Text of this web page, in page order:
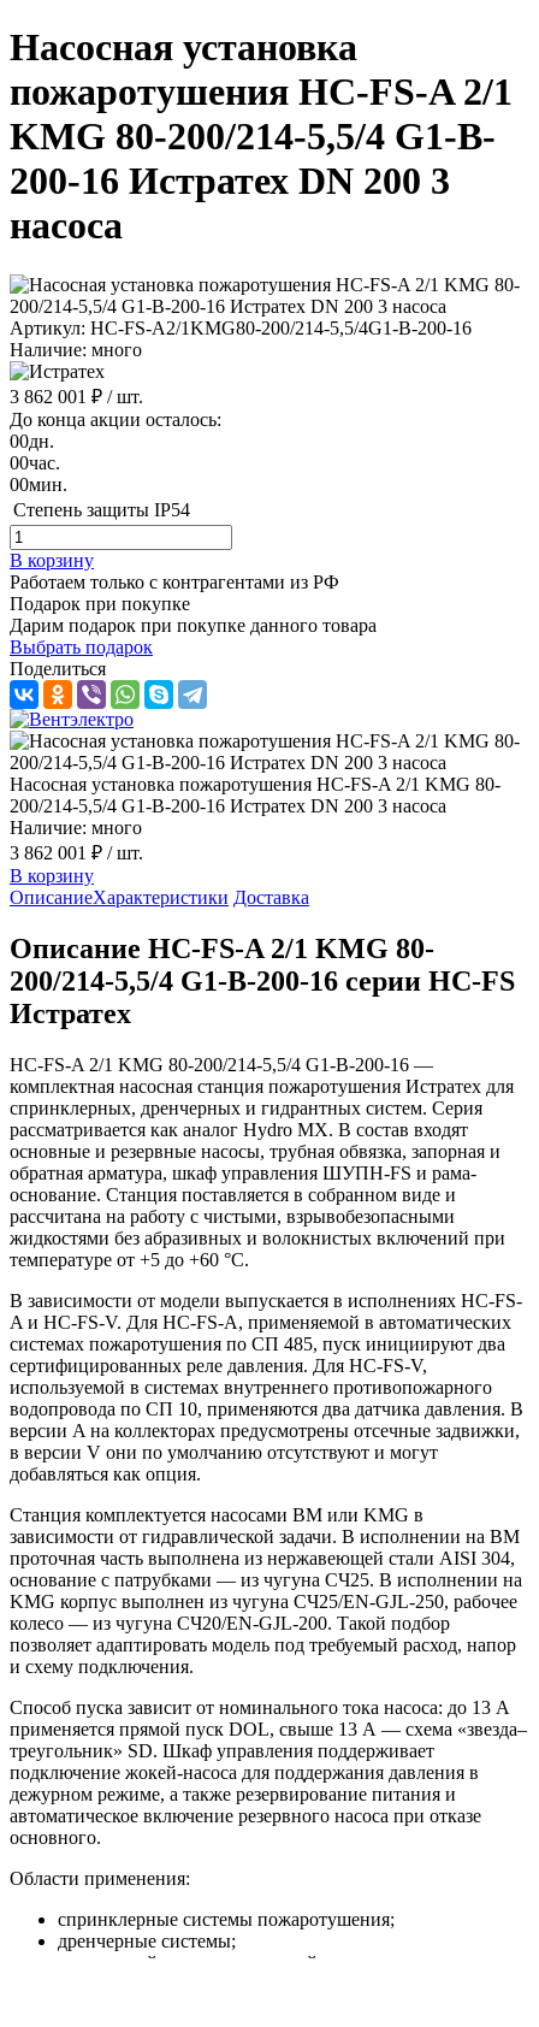
Насосная установка
пожаротушения HC-FS-A 2/1
KMG 80-200/214-5,5/4 G1-B-
200-16 Истратех DN 200 3
насоса
Артикул: HC-FS-A2/1KMG80-200/214-5,5/4G1-B-200-16
Наличие: много
3 862 001 ₽ / шт.
До конца акции осталось:
00дн.
00час.
00мин.
Степень защиты IP54
В корзину
Работаем только с контрагентами из РФ
Подарок при покупке
Дарим подарок при покупке данного товара
Выбрать подарок
Поделиться
Насосная установка пожаротушения HC-FS-A 2/1 KMG 80-
200/214-5,5/4 G1-B-200-16 Истратех DN 200 3 насоса
Наличие: много
3 862 001 ₽ / шт.
В корзину
ОписаниеХарактеристики Доставка
Описание HC-FS-A 2/1 KMG 80-
200/214-5,5/4 G1-B-200-16 серии HC-FS
Истратех
HC-FS-A 2/1 KMG 80-200/214-5,5/4 G1-B-200-16 —
комплектная насосная станция пожаротушения Истратех для
спринклерных, дренчерных и гидрантных систем. Серия
рассматривается как аналог Hydro MX. В состав входят
основные и резервные насосы, трубная обвязка, запорная и
обратная арматура, шкаф управления ШУПН-FS и рама-
основание. Станция поставляется в собранном виде и
рассчитана на работу с чистыми, взрывобезопасными
жидкостями без абразивных и волокнистых включений при
температуре от +5 до +60 °С.
В зависимости от модели выпускается в исполнениях HC-FS-
A и HC-FS-V. Для HC-FS-A, применяемой в автоматических
системах пожаротушения по СП 485, пуск инициируют два
сертифицированных реле давления. Для HC-FS-V,
используемой в системах внутреннего противопожарного
водопровода по СП 10, применяются два датчика давления. В
версии A на коллекторах предусмотрены отсечные задвижки,
в версии V они по умолчанию отсутствуют и могут
добавляться как опция.
Станция комплектуется насосами BM или KMG в
зависимости от гидравлической задачи. В исполнении на BM
проточная часть выполнена из нержавеющей стали AISI 304,
основание с патрубками — из чугуна СЧ25. В исполнении на
KMG корпус выполнен из чугуна СЧ25/EN-GJL-250, рабочее
колесо — из чугуна СЧ20/EN-GJL-200. Такой подбор
позволяет адаптировать модель под требуемый расход, напор
и схему подключения.
Способ пуска зависит от номинального тока насоса: до 13 А
применяется прямой пуск DOL, свыше 13 А — схема «звезда–
треугольник» SD. Шкаф управления поддерживает
подключение жокей-насоса для поддержания давления в
дежурном режиме, а также резервирование питания и
автоматическое включение резервного насоса при отказе
основного.
Области применения:
спринклерные системы пожаротушения;
дренчерные системы;
внутренний противопожарный водопровод;